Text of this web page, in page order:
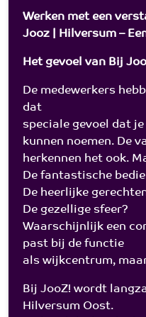
Werken met een
Jooz | Hilversum –
Het gevoel van Bij
De medewerkers
dat
speciale gevoel dat
kunnen noemen. De
herkennen het ook.
De fantastische
De heerlijke
De gezellige sfeer?
Waarschijnlijk een
past bij de functie
als wijkcentrum,
Bij JooZ! wordt
Hilversum Oost.